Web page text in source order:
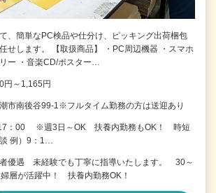
、簡単なPC検品や仕分け、ピッキング出荷梱包
せします。 【取扱商品】 ・PC周辺機器 ・スマホ
ー ・音楽CD/ポスター…
円～1,165円
市南後谷99‐1※フルタイム勤務の方は送迎あり
：00 ※週3日～OK 扶養内勤務もOK！ 時短
例）9：1…
優遇 未経験でも丁寧に指導いたします。 30～
層が活躍中！ 扶養内勤務OK！